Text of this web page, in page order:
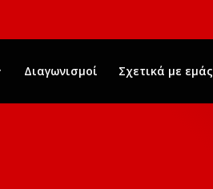
Διαγωνισμοί Σχετικά με εμάς